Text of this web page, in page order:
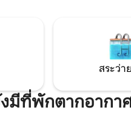
สระว่า
มีที่พักตากอากา